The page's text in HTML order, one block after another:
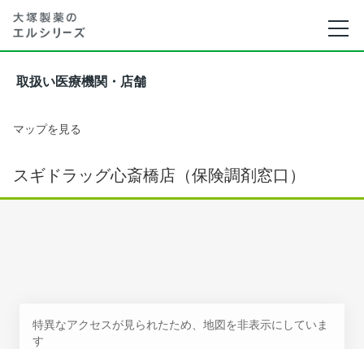
取扱い医療機関・店舗
マップを見る
スギドラッグ心斎橋店（保険調剤窓口）
特異なアクセスが見られたため、地図を非表示にしていま
す